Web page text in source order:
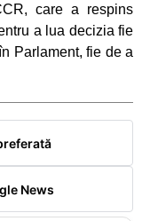
care a respins
a lua decizia fie
Parlament, fie de a
News